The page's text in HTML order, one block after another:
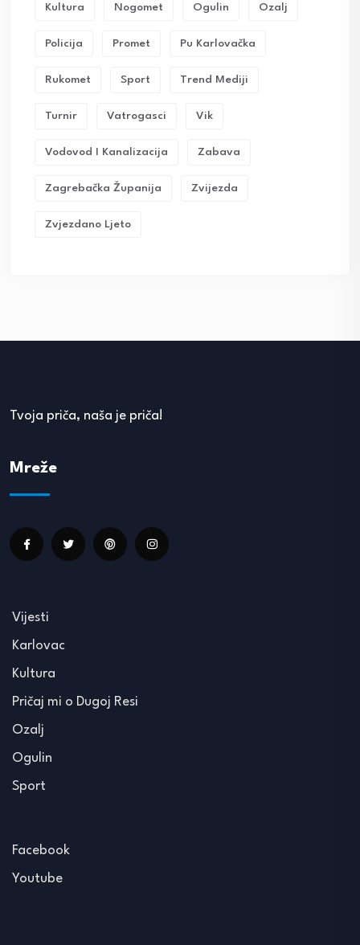
Kultura Nogomet Ogulin Ozalj
Policija Promet Pu Karlovačka
Rukomet Sport Trend Mediji
Turnir Vatrogasci Vik
Vodovod I Kanalizacija Zabava
Zagrebačka Županija Zvijezda
Zvjezdano Ljeto
Tvoja priča, naša je priča!
Mreže
Vijesti
Karlovac
Kultura
Pričaj mi o Dugoj Resi
Ozalj
Ogulin
Sport
Facebook
Youtube